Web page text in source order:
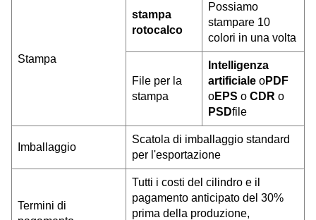
Stampa
stampa
rotocalco
Possiamo
stampare 10
colori in una volta
File per la
stampa
Intelligenza
artificiale oPDF
oEPS o CDR o
PSDfile
Imballaggio
Scatola di imballaggio standard
per l'esportazione
Termini di
Tutti i costi del cilindro e il
pagamento anticipato del 30%
prima della produzione,